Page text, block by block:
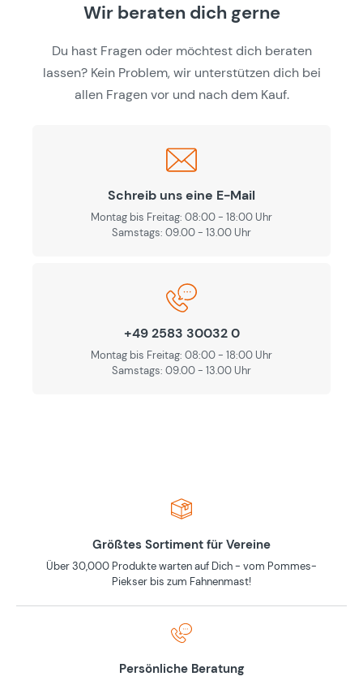
Wir beraten dich gerne
Du hast Fragen oder möchtest dich beraten
lassen? Kein Problem, wir unterstützen dich bei
allen Fragen vor und nach dem Kauf.
Schreib uns eine E-Mail
Montag bis Freitag: 08:00 - 18:00 Uhr
Samstags: 09.00 - 13.00 Uhr
+49 2583 30032 0
Montag bis Freitag: 08:00 - 18:00 Uhr
Samstags: 09.00 - 13.00 Uhr
Größtes Sortiment für Vereine
Über 30,000 Produkte warten auf Dich - vom Pommes-
Piekser bis zum Fahnenmast!
Persönliche Beratung